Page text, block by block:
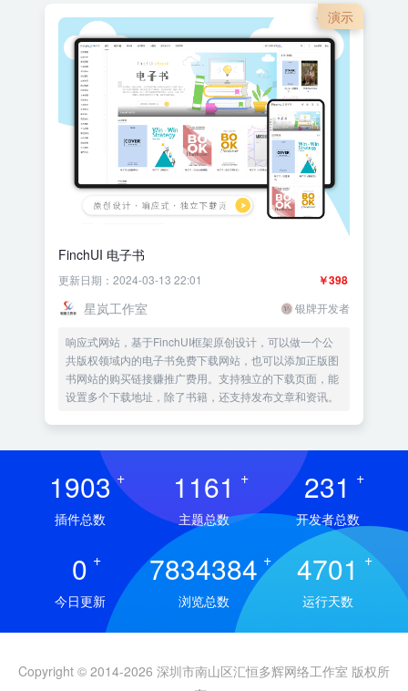
演示
FinchUI 电子书
￥398
更新日期：2024-03-13 22:01
星岚工作室 银牌开发者
响应式网站，基于FinchUI框架原创设计，可以做一个公
共版权领域内的电子书免费下载网站，也可以添加正版图
书网站的购买链接赚推广费用。支持独立的下载页面，能
设置多个下载地址，除了书籍，还支持发布文章和资讯。
1903 +
插件总数
1161 +
主题总数
231 +
开发者总数
0 +
今日更新
7834384 +
浏览总数
4701 +
运行天数
Copyright © 2014-2026 深圳市南山区汇恒多辉网络工作室 版权所